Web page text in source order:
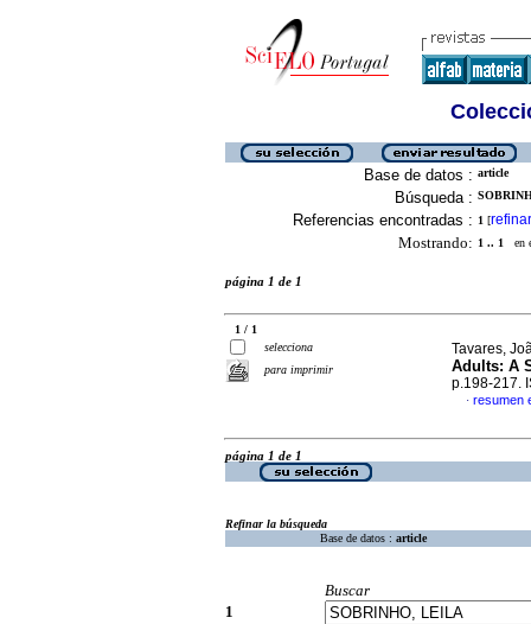
Base de datos : article
Búsqueda :
Referencias encontradas : 1 [refinar
Mostrando: 1 .. 1 en
página 1 de 1
1 / 1
selecciona
para imprimir
Tavares,
Adults: A
p.198-217.
· resumen
página 1 de 1
Refinar la búsqueda
Base de datos : article
Buscar
1